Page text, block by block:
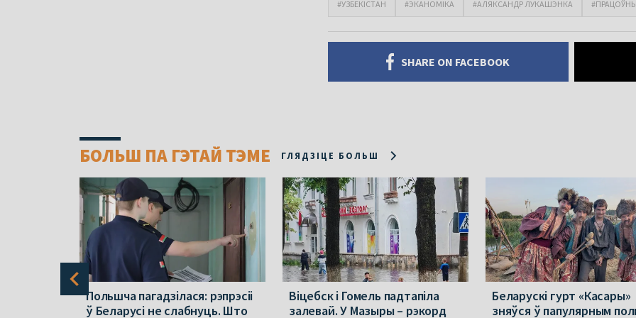
#УЗБЕКІСТАН #ЭКАНОМІКА #АЛЯКСАНДР ЛУКАШЭНКА
SHARE ON FACEBOOK
БОЛЬШ ПА ГЭТАЙ ТЭМЕ ГЛЯДЗІЦЕ БОЛЬШ
Польшча пагадзілася: рэпрэсіі
ў Беларусі не слабнуць. Што
Віцебск і Гомель падтапіла
залевай. У Мазыры – рэкорд
Беларускі гурт «Касары»
зняўся ў папулярным